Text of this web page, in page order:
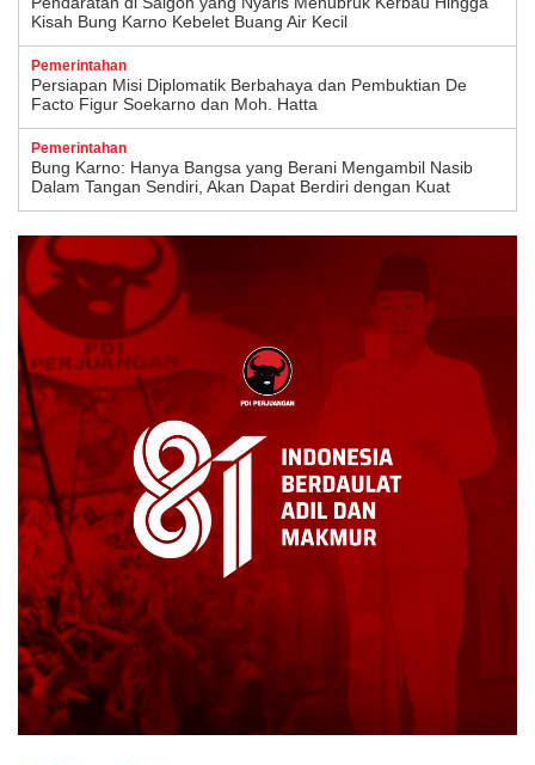
Kisah Bung Karno Kebelet Buang Air Kecil
Pemerintahan
Persiapan Misi Diplomatik Berbahaya dan Pembuktian De
Facto Figur Soekarno dan Moh. Hatta
Pemerintahan
Bung Karno: Hanya Bangsa yang Berani Mengambil Nasib
Dalam Tangan Sendiri, Akan Dapat Berdiri dengan Kuat